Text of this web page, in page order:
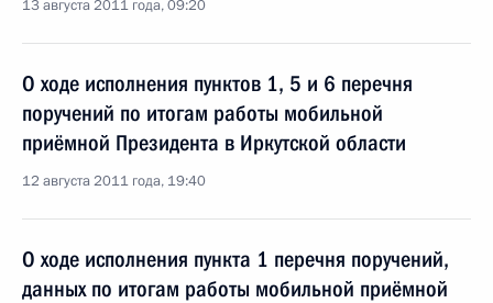
13 августа 2011 года, 09:20
О ходе исполнения пунктов 1, 5 и 6 перечня
поручений по итогам работы мобильной
приёмной Президента в Иркутской области
12 августа 2011 года, 19:40
О ходе исполнения пункта 1 перечня поручений,
данных по итогам работы мобильной приёмной